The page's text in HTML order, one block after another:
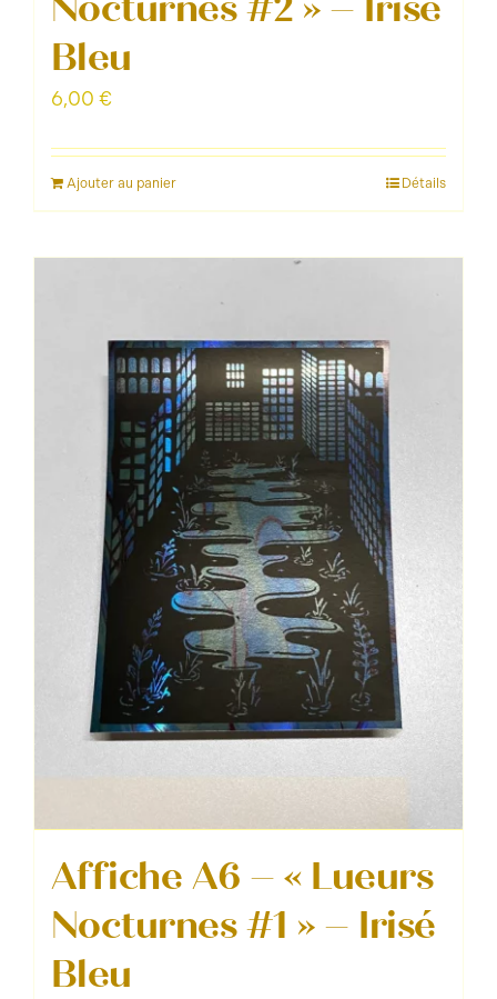
Bleu
6,00 €
Ajouter au panier Détails
Affiche A6 – « Lueurs
Nocturnes #1 » – Irisé
Bleu